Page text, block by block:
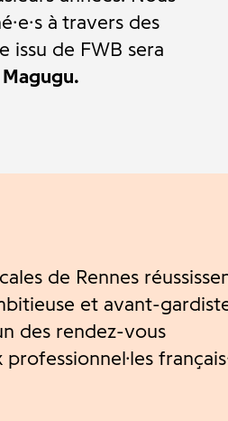
à travers des
issu de FWB sera
Magugu.
de Rennes
et avant-
des rendez-vous